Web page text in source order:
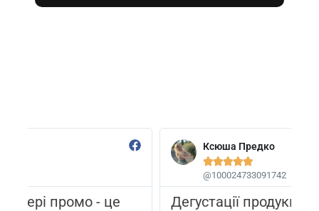
Ксюша Предко
Дегустації продукції від RSM